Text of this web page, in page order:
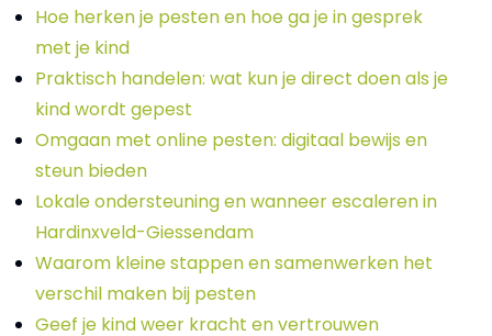
Hoe herken je pesten en hoe ga je in gesprek
met je kind
Praktisch handelen: wat kun je direct doen als je
kind wordt gepest
Omgaan met online pesten: digitaal bewijs en
steun bieden
Lokale ondersteuning en wanneer escaleren in
Hardinxveld-Giessendam
Waarom kleine stappen en samenwerken het
verschil maken bij pesten
Geef je kind weer kracht en vertrouwen